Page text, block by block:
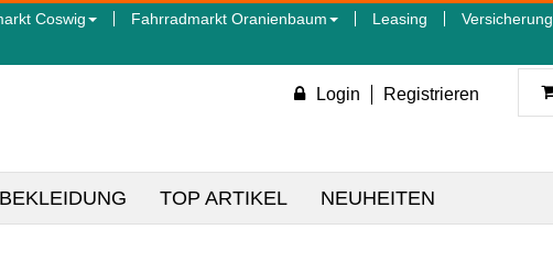
Coswig Fahrradmarkt Oranienbaum Leasing Versicherung
Login Registrieren
BEKLEIDUNG TOP ARTIKEL NEUHEITEN